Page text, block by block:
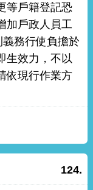
等戶籍登記恐
加戶政人員工
務行使負擔於
生效力，不以
依現行作業方
124.